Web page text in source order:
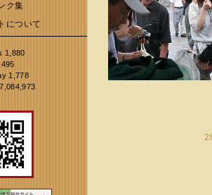
ク集
について
1,880
1,778